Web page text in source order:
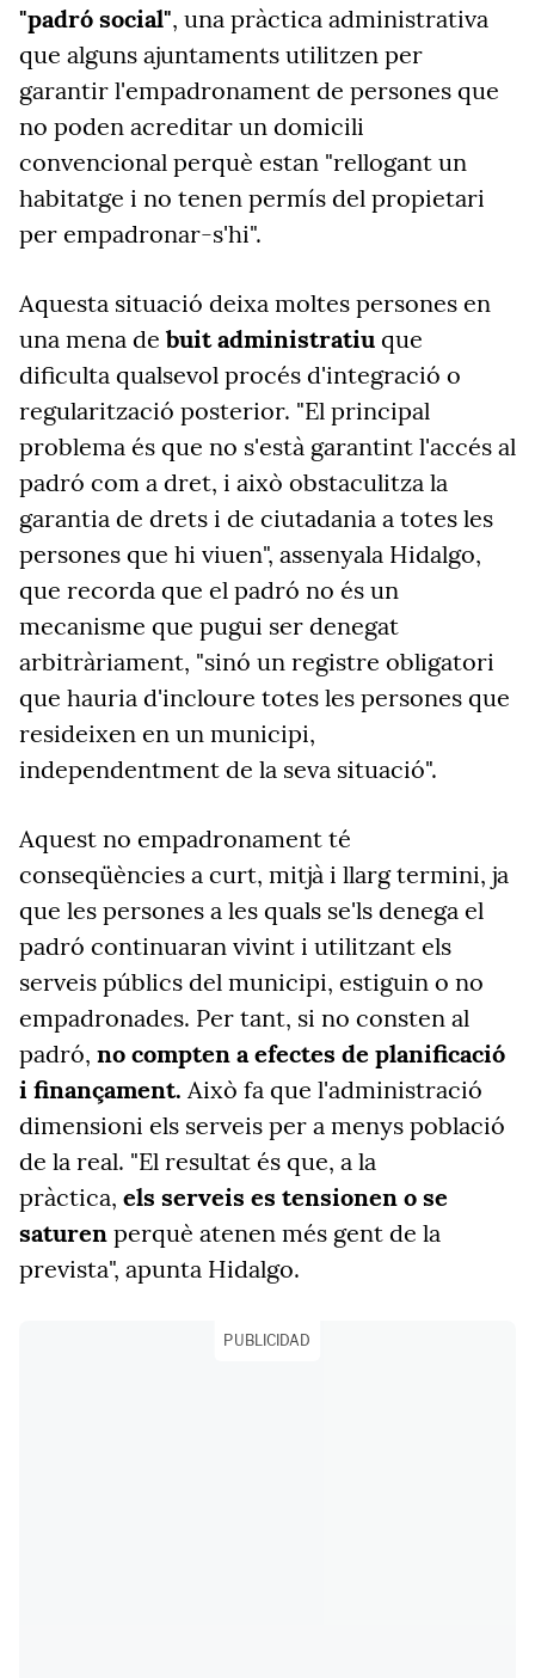
"padró social", una pràctica administrativa
que alguns ajuntaments utilitzen per
garantir l'empadronament de persones que
no poden acreditar un domicili
convencional perquè estan "rellogant un
habitatge i no tenen permís del propietari
per empadronar-s'hi".
Aquesta situació deixa moltes persones en
una mena de buit administratiu que
dificulta qualsevol procés d'integració o
regularització posterior. "El principal
problema és que no s'està garantint l'accés al
padró com a dret, i això obstaculitza la
garantia de drets i de ciutadania a totes les
persones que hi viuen", assenyala Hidalgo,
que recorda que el padró no és un
mecanisme que pugui ser denegat
arbitràriament, "sinó un registre obligatori
que hauria d'incloure totes les persones que
resideixen en un municipi,
independentment de la seva situació".
Aquest no empadronament té
conseqüències a curt, mitjà i llarg termini, ja
que les persones a les quals se'ls denega el
padró continuaran vivint i utilitzant els
serveis públics del municipi, estiguin o no
empadronades. Per tant, si no consten al
padró, no compten a efectes de planificació
i finançament. Això fa que l'administració
dimensioni els serveis per a menys població
de la real. "El resultat és que, a la
pràctica, els serveis es tensionen o se
saturen perquè atenen més gent de la
prevista", apunta Hidalgo.
PUBLICIDAD